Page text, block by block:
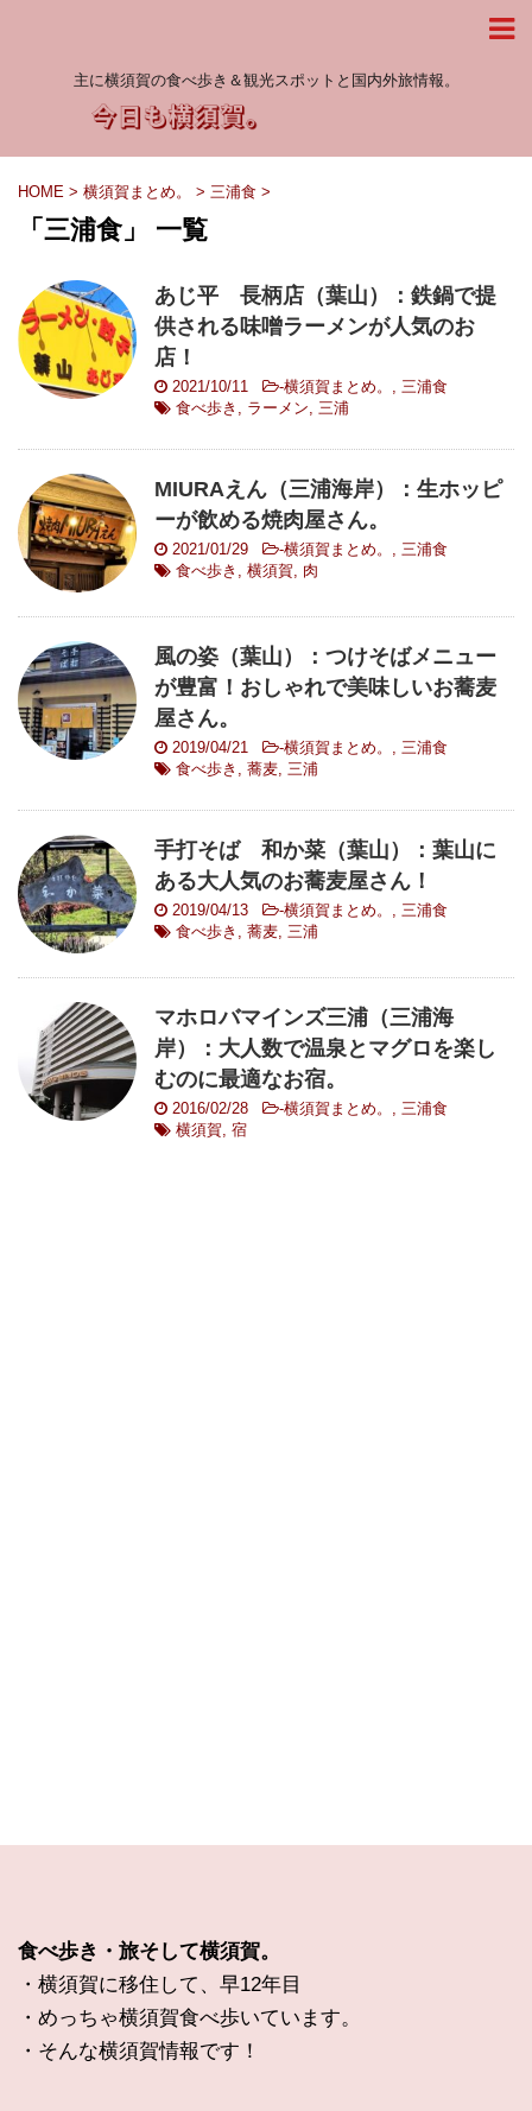
主に横須賀の食べ歩き＆観光スポットと国内外旅情報。
HOME > 横須賀まとめ。 > 三浦食 >
「三浦食」 一覧
あじ平 長柄店（葉山）：鉄鍋で提
供される味噌ラーメンが人気のお
店！
2021/10/11 -横須賀まとめ。
三浦食
食べ歩き
ラーメン 三浦
MIURAえん（三浦海岸）：生ホッピ
ーが飲める焼肉屋さん。
2021/01/29 -横須賀まとめ。
三浦食
食べ歩き
横須賀 肉
風の姿（葉山）：つけそばメニュー
が豊富！おしゃれで美味しいお蕎麦
屋さん。
2019/04/21 -横須賀まとめ。
三浦食
食べ歩き
蕎麦 三浦
手打そば 和か菜（葉山）：葉山に
ある大人気のお蕎麦屋さん！
2019/04/13 -横須賀まとめ。
三浦食
食べ歩き
蕎麦 三浦
マホロバマインズ三浦（三浦海
岸）：大人数で温泉とマグロを楽し
むのに最適なお宿。
2016/02/28 -横須賀まとめ。
三浦食
横須賀 宿
食べ歩き・旅そして横須賀。
・横須賀に移住して、早12年目
・めっちゃ横須賀食べ歩いています。
・そんな横須賀情報です！